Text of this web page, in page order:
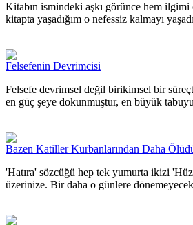
Kitabın ismindeki aşkı görünce hem
kitapta yaşadığım o nefessiz kalmayı
Felsefenin Devrimcisi
Felsefe devrimsel değil birikimsel bir
en güç şeye dokunmuştur, en büyük
Bazen Katiller Kurbanlarından Daha
'Hatıra' sözcüğü hep tek yumurta ikizi
üzerinize. Bir daha o günlere